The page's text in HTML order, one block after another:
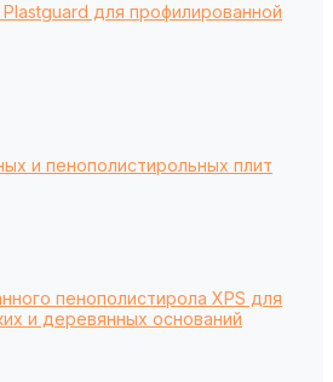
для профилированной
и пенополистирольных плит
пенополистирола XPS для
и деревянных оснований